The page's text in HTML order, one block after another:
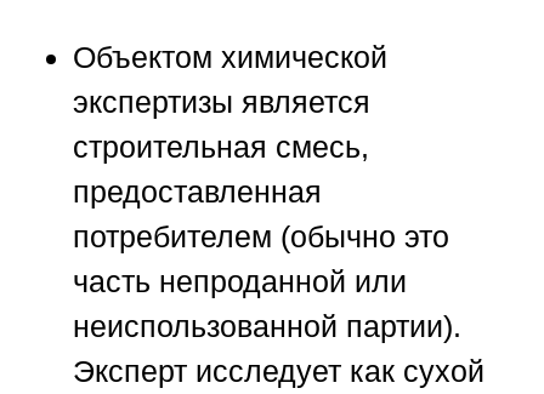
Объектом химической
экспертизы является
строительная смесь,
предоставленная
потребителем (обычно это
часть непроданной или
неиспользованной партии).
Эксперт исследует как сухой